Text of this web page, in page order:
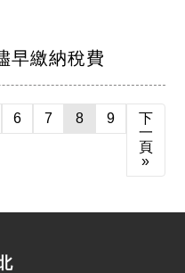
早繳納稅費
6 7 8 9
下
一
頁
»